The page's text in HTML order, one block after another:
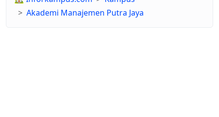
Akademi Manajemen Putra Jaya